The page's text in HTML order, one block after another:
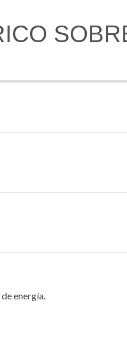
energía.